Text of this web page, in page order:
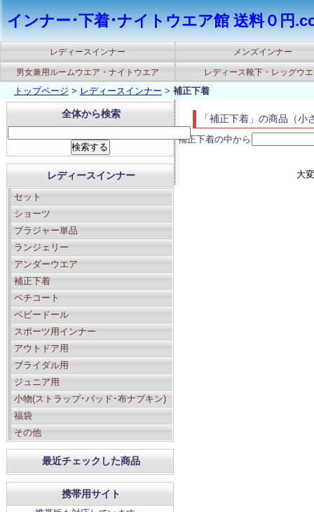
インナー･下着･ナイトウエア館 送料０円
レディースインナー メンズインナー
男女兼用ルームウエア・ナイトウエア レディース靴下・レッグウ
トップページ > レディースインナー > 補正下着
「補正下着」の商品（
補正下着の中から
大
全体から検索
レディースインナー
セット
ショーツ
ブラジャー単品
ランジェリー
アンダーウエア
補正下着
ペチコート
ベビードール
スポーツ用インナー
アウトドア用
ブライダル用
ジュニア用
小物(ストラップ･パッド･布ナプキン)
福袋
その他
最近チェックした商品
携帯用サイト